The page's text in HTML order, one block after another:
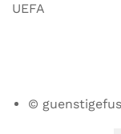
UEFA
©